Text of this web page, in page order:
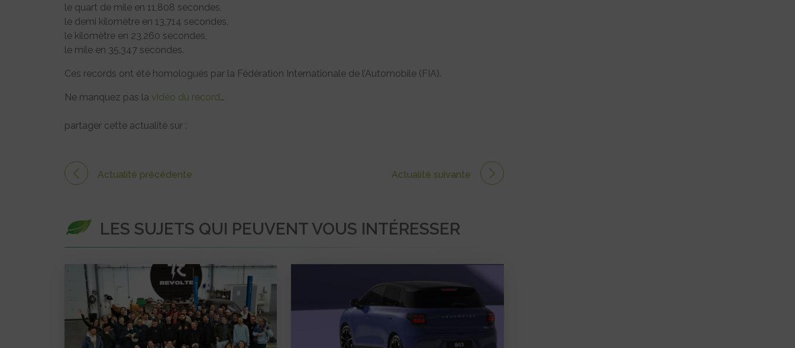
le quart de mile en 11,808 secondes,
le demi kilomètre en 13,714 secondes,
le kilomètre en 23,260 secondes,
le mile en 35,347 secondes.
Ces records ont été homologués par la Fédération Internationale de l’Automobile (FIA).
Ne manquez pas la vidéo du record…
partager cette actualité sur :
Actualité précédente Actualité suivante
LES SUJETS QUI PEUVENT VOUS INTÉRESSER